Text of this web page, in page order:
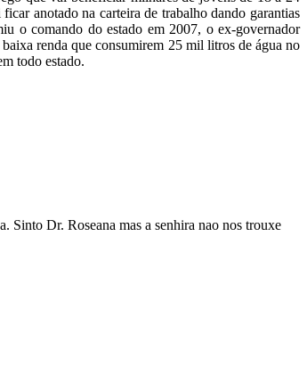
anotado na carteira de trabalho dando garantias
o comando do estado em 2007, o ex-governador
renda que consumirem 25 mil litros de água no
todo estado.
Sinto Dr. Roseana mas a senhira nao nos trouxe